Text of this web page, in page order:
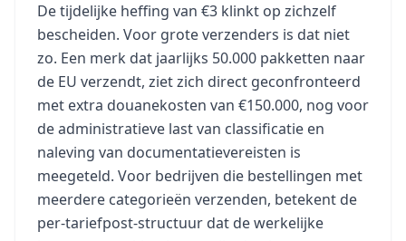
De tijdelijke heffing van €3 klinkt op zichzelf
bescheiden. Voor grote verzenders is dat niet
zo. Een merk dat jaarlijks 50.000 pakketten naar
de EU verzendt, ziet zich direct geconfronteerd
met extra douanekosten van €150.000, nog voor
de administratieve last van classificatie en
naleving van documentatievereisten is
meegeteld. Voor bedrijven die bestellingen met
meerdere categorieën verzenden, betekent de
per-tariefpost-structuur dat de werkelijke